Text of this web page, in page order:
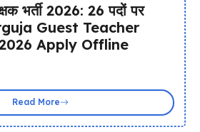
भर्ती 2026: 26 पदों पर
Guest Teacher
Apply Offline
Read More